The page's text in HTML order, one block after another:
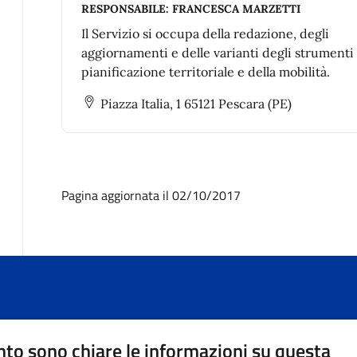
RESPONSABILE: FRANCESCA MARZETTI
Il Servizio si occupa della redazione, degli
aggiornamenti e delle varianti degli
pianificazione territoriale e della mobilità.
Piazza Italia, 1 65121 Pescara (PE)
Pagina aggiornata il 02/10/2017
sono chiare le informazioni su questa